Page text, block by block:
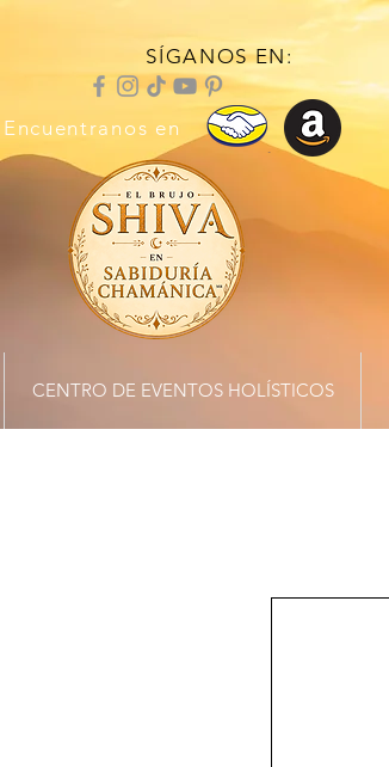
Encuentranos en
CENTRO DE EVENTOS HOLÍSTICOS
SÍGANOS EN: